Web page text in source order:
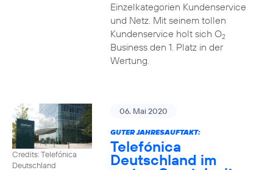
Einzelkategorien Kundenservice
und Netz. Mit seinem tollen
Kundenservice holt sich O2
Business den 1. Platz in der
Wertung.
Credits: Telefónica
Deutschland
06. Mai 2020
GUTER JAHRESAUFTAKT:
Telefónica
Deutschland im